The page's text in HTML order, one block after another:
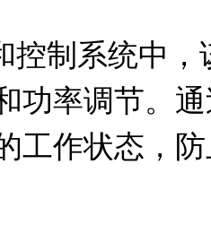
功率调节。
工作状态，